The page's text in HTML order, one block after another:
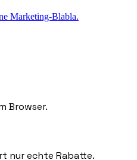
Marketing-Blabla.
Browser.
nur echte Rabatte.